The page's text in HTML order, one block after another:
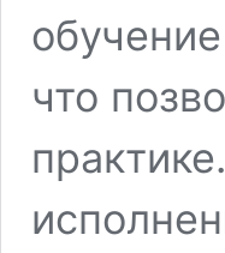
что